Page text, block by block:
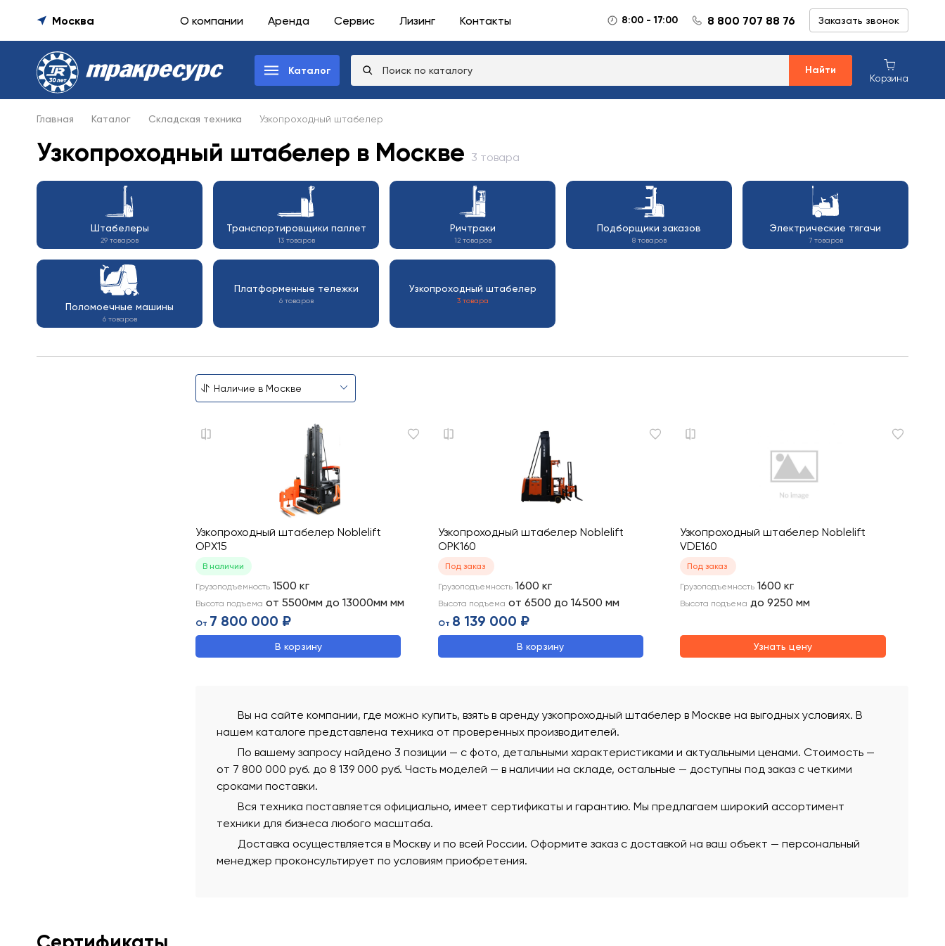
Москва О компании Аренда Сервис Лизинг Контакты 8:00 - 17:00 8 800 707 88 76 Заказать звонок
Каталог Найти
Корзина
Главная Каталог Складская техника Узкопроходный штабелер
Узкопроходный штабелер в Москве 3 товара
Штабелеры
29 товаров
Транспортировщики паллет
13 товаров
Ричтраки
12 товаров
Подборщики заказов
8 товаров
Электрические тягачи
7 товаров
Поломоечные машины
6 товаров
Платформенные тележки
6 товаров
Узкопроходный штабелер
3 товара
Узкопроходный штабелер Noblelift
OPX15
В наличии
Грузоподъемность 1500 кг
Высота подъема от 5500мм до 13000мм мм
От 7 800 000 ₽
В корзину
Узкопроходный штабелер Noblelift
OPK160
Под заказ
Грузоподъемность 1600 кг
Высота подъема от 6500 до 14500 мм
От 8 139 000 ₽
В корзину
Узкопроходный штабелер Noblelift
VDE160
Под заказ
Грузоподъемность 1600 кг
Высота подъема до 9250 мм
Узнать цену
Вы на сайте компании, где можно купить, взять в аренду узкопроходный штабелер в Москве на выгодных условиях. В
нашем каталоге представлена техника от проверенных производителей.
По вашему запросу найдено 3 позиции — с фото, детальными характеристиками и актуальными ценами. Стоимость —
от 7 800 000 руб. до 8 139 000 руб. Часть моделей — в наличии на складе, остальные — доступны под заказ с четкими
сроками поставки.
Вся техника поставляется официально, имеет сертификаты и гарантию. Мы предлагаем широкий ассортимент
техники для бизнеса любого масштаба.
Доставка осуществляется в Москву и по всей России. Оформите заказ с доставкой на ваш объект — персональный
менеджер проконсультирует по условиям приобретения.